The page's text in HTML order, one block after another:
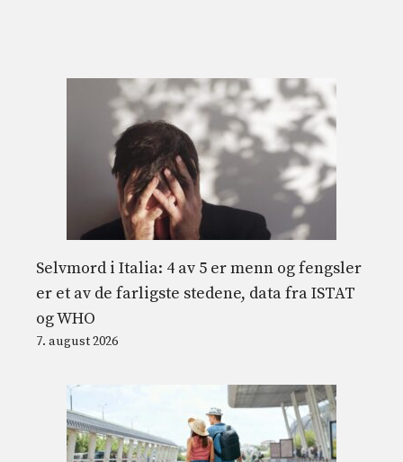
Selvmord i Italia: 4 av 5 er menn og fengsler
er et av de farligste stedene, data fra ISTAT
og WHO
7. august 2026